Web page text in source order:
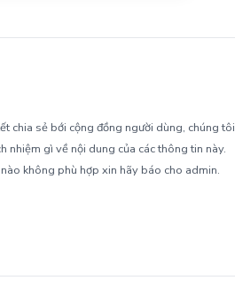
chia sẻ bới cộng đồng người dùng, chúng tôi
nhiệm gì về nội dung của các thông tin này.
không phù hợp xin hãy báo cho admin.